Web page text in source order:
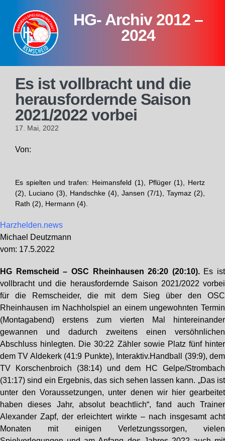
content
HG- Archiv 2012 –
2024
Es ist vollbracht und die
herausfordernde Saison
2021/2022 vorbei
17. Mai, 2022
Von:
Es spielten und trafen: Heimansfeld (1), Pflüger (1), Hertz
(2), Luciano (3), Handschke (4), Jansen (7/1), Taymaz (2),
Rath (2), Hermann (4).
Harzhelden.news
Michael Deutzmann
vom: 17.5.2022
HG Remscheid – OSC Rheinhausen 26:20 (20:10).Es ist
vollbracht und die herausfordernde Saison 2021/2022 vorbei
für die Remscheider, die mit dem Sieg über den OSC
Rheinhausen im Nachholspiel an einem ungewohnten Termin
(Montagabend) erstens zum vierten Mal hintereinander
gewannen und dadurch zweitens einen versöhnlichen
Abschluss hinlegten. Die 30:22 Zähler sowie Platz fünf hinter
dem TV Aldekerk (41:9 Punkte), Interaktiv.Handball (39:9), dem
TV Korschenbroich (38:14) und dem HC Gelpe/Strombach
(31:17) sind ein Ergebnis, das sich sehen lassen kann. „Das ist
unter den Voraussetzungen, unter denen wir hier gearbeitet
haben dieses Jahr, absolut beachtlich“, fand auch Trainer
Alexander Zapf, der erleichtert wirkte – nach insgesamt acht
Monaten mit einigen Verletzungssorgen, vielen